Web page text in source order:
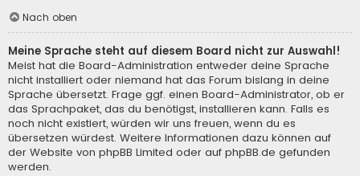
Nach oben
Meine Sprache steht auf diesem Board nicht zur Auswahl!
Meist hat die Board-Administration entweder deine Sprache
nicht installiert oder niemand hat das Forum bislang in deine
Sprache übersetzt. Frage ggf. einen Board-Administrator, ob er
das Sprachpaket, das du benötigst, installieren kann. Falls es
noch nicht existiert, würden wir uns freuen, wenn du es
übersetzen würdest. Weitere Informationen dazu können auf
der Website von phpBB Limited oder auf phpBB.de gefunden
werden.